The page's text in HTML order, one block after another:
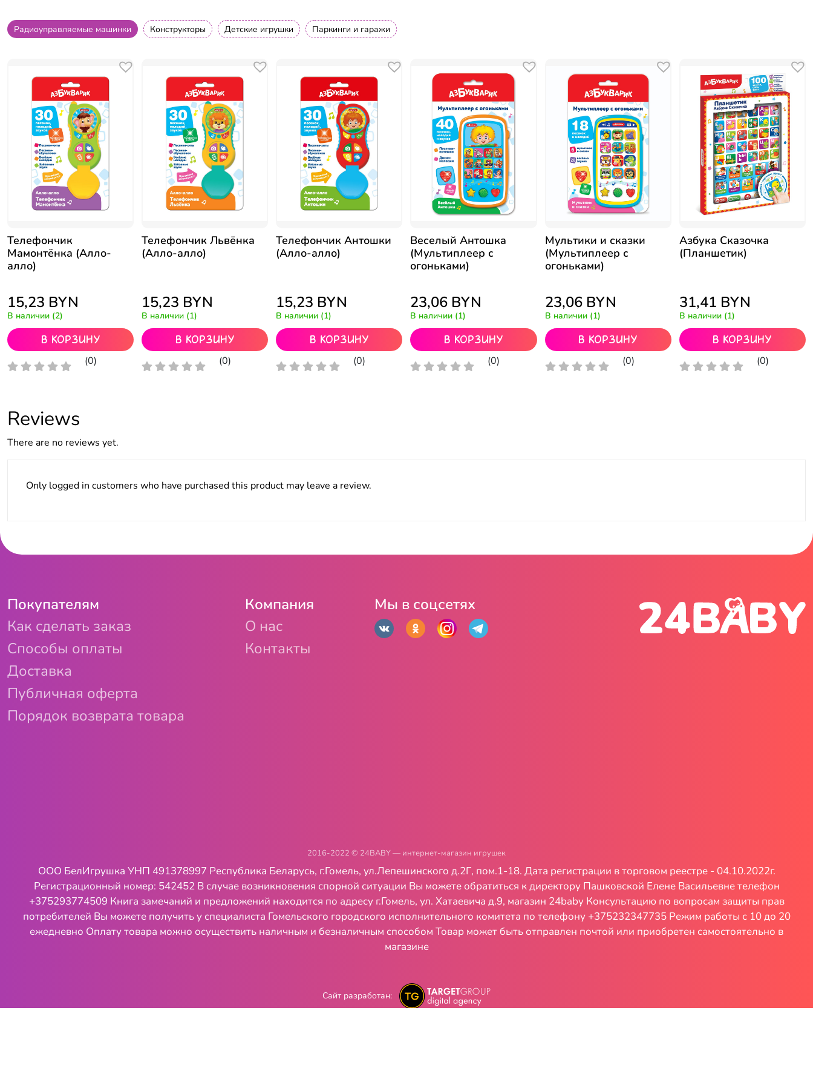
Радиоуправляемые машинки Конструкторы Детские игрушки Паркинги и гаражи
Телефончик
Мамонтёнка (Алло-
алло)
15,23 BYN
В наличии (2)
В корзину
(0)
Телефончик Львёнка
(Алло-алло)
15,23 BYN
В наличии (1)
В корзину
(0)
Телефончик Антошки
(Алло-алло)
15,23 BYN
В наличии (1)
В корзину
(0)
Веселый Антошка
(Мультиплеер с
огоньками)
23,06 BYN
В наличии (1)
В корзину
(0)
Мультики и сказки
(Мультиплеер с
огоньками)
23,06 BYN
В наличии (1)
В корзину
(0)
Азбука Сказочка
(Планшетик)
31,41 BYN
В наличии (1)
В корзину
(0)
Reviews
There are no reviews yet.
Only logged in customers who have purchased this product may leave a review.
Покупателям
Как сделать заказ
Способы оплаты
Доставка
Публичная оферта
Порядок возврата товара
Компания
О нас
Контакты
Мы в соцсетях
2016-2022 © 24BABY — интернет-магазин игрушек
ООО БелИгрушка УНП 491378997 Республика Беларусь, г.Гомель, ул.Лепешинского д.2Г, пом.1-18. Дата регистрации в торговом реестре - 04.10.2022г.
Регистрационный номер: 542452 В случае возникновения спорной ситуации Вы можете обратиться к директору Пашковской Елене Васильевне телефон
+375293774509 Книга замечаний и предложений находится по адресу г.Гомель, ул. Хатаевича д.9, магазин 24baby Консультацию по вопросам защиты прав
потребителей Вы можете получить у специалиста Гомельского городского исполнительного комитета по телефону +375232347735 Режим работы с 10 до 20
ежедневно Оплату товара можно осуществить наличным и безналичным способом Товар может быть отправлен почтой или приобретен самостоятельно в
магазине
Сайт разработан: